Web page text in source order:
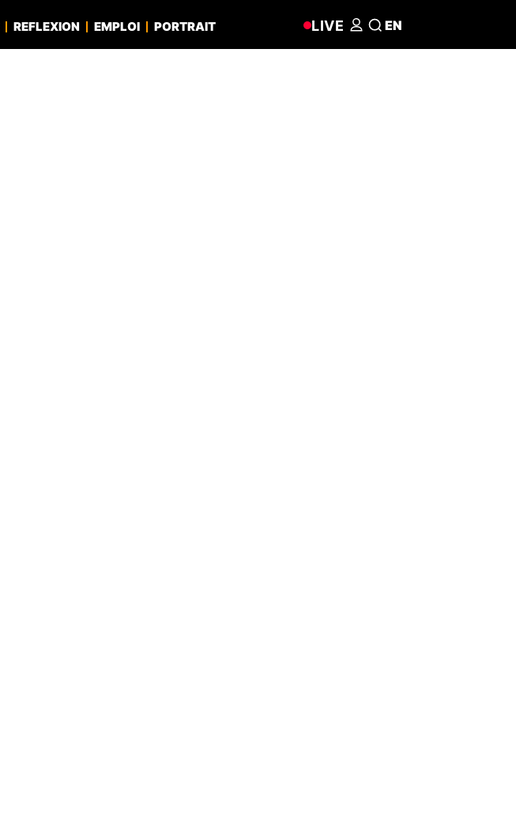
REFLEXION EMPLOI PORTRAIT LIVE EN